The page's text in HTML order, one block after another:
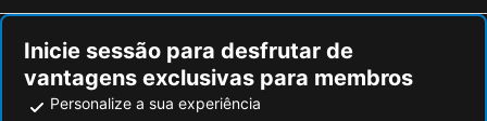
Inicie sessão para desfrutar de
vantagens exclusivas para membros
Personalize a sua experiência